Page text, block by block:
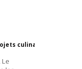
culinaires !
Le